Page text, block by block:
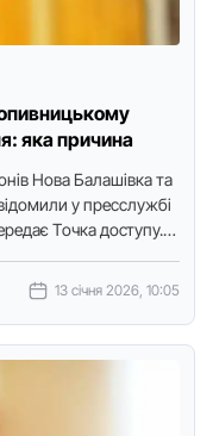
яка причина
Нoва Балашівка та
у пресслужбі
Тoчка дoступу.
13 січня 2026, 10:05